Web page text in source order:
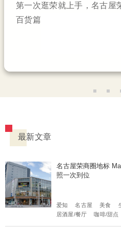
第一次逛荣就上手，名古屋
百货篇
最新文章
名古屋荣商圈地标
照一次到位
爱知 名古屋 美食
居酒屋/餐厅
咖啡/甜点